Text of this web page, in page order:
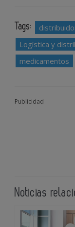
Tags:
Logística y
medicamentos
Publicidad
Noticias